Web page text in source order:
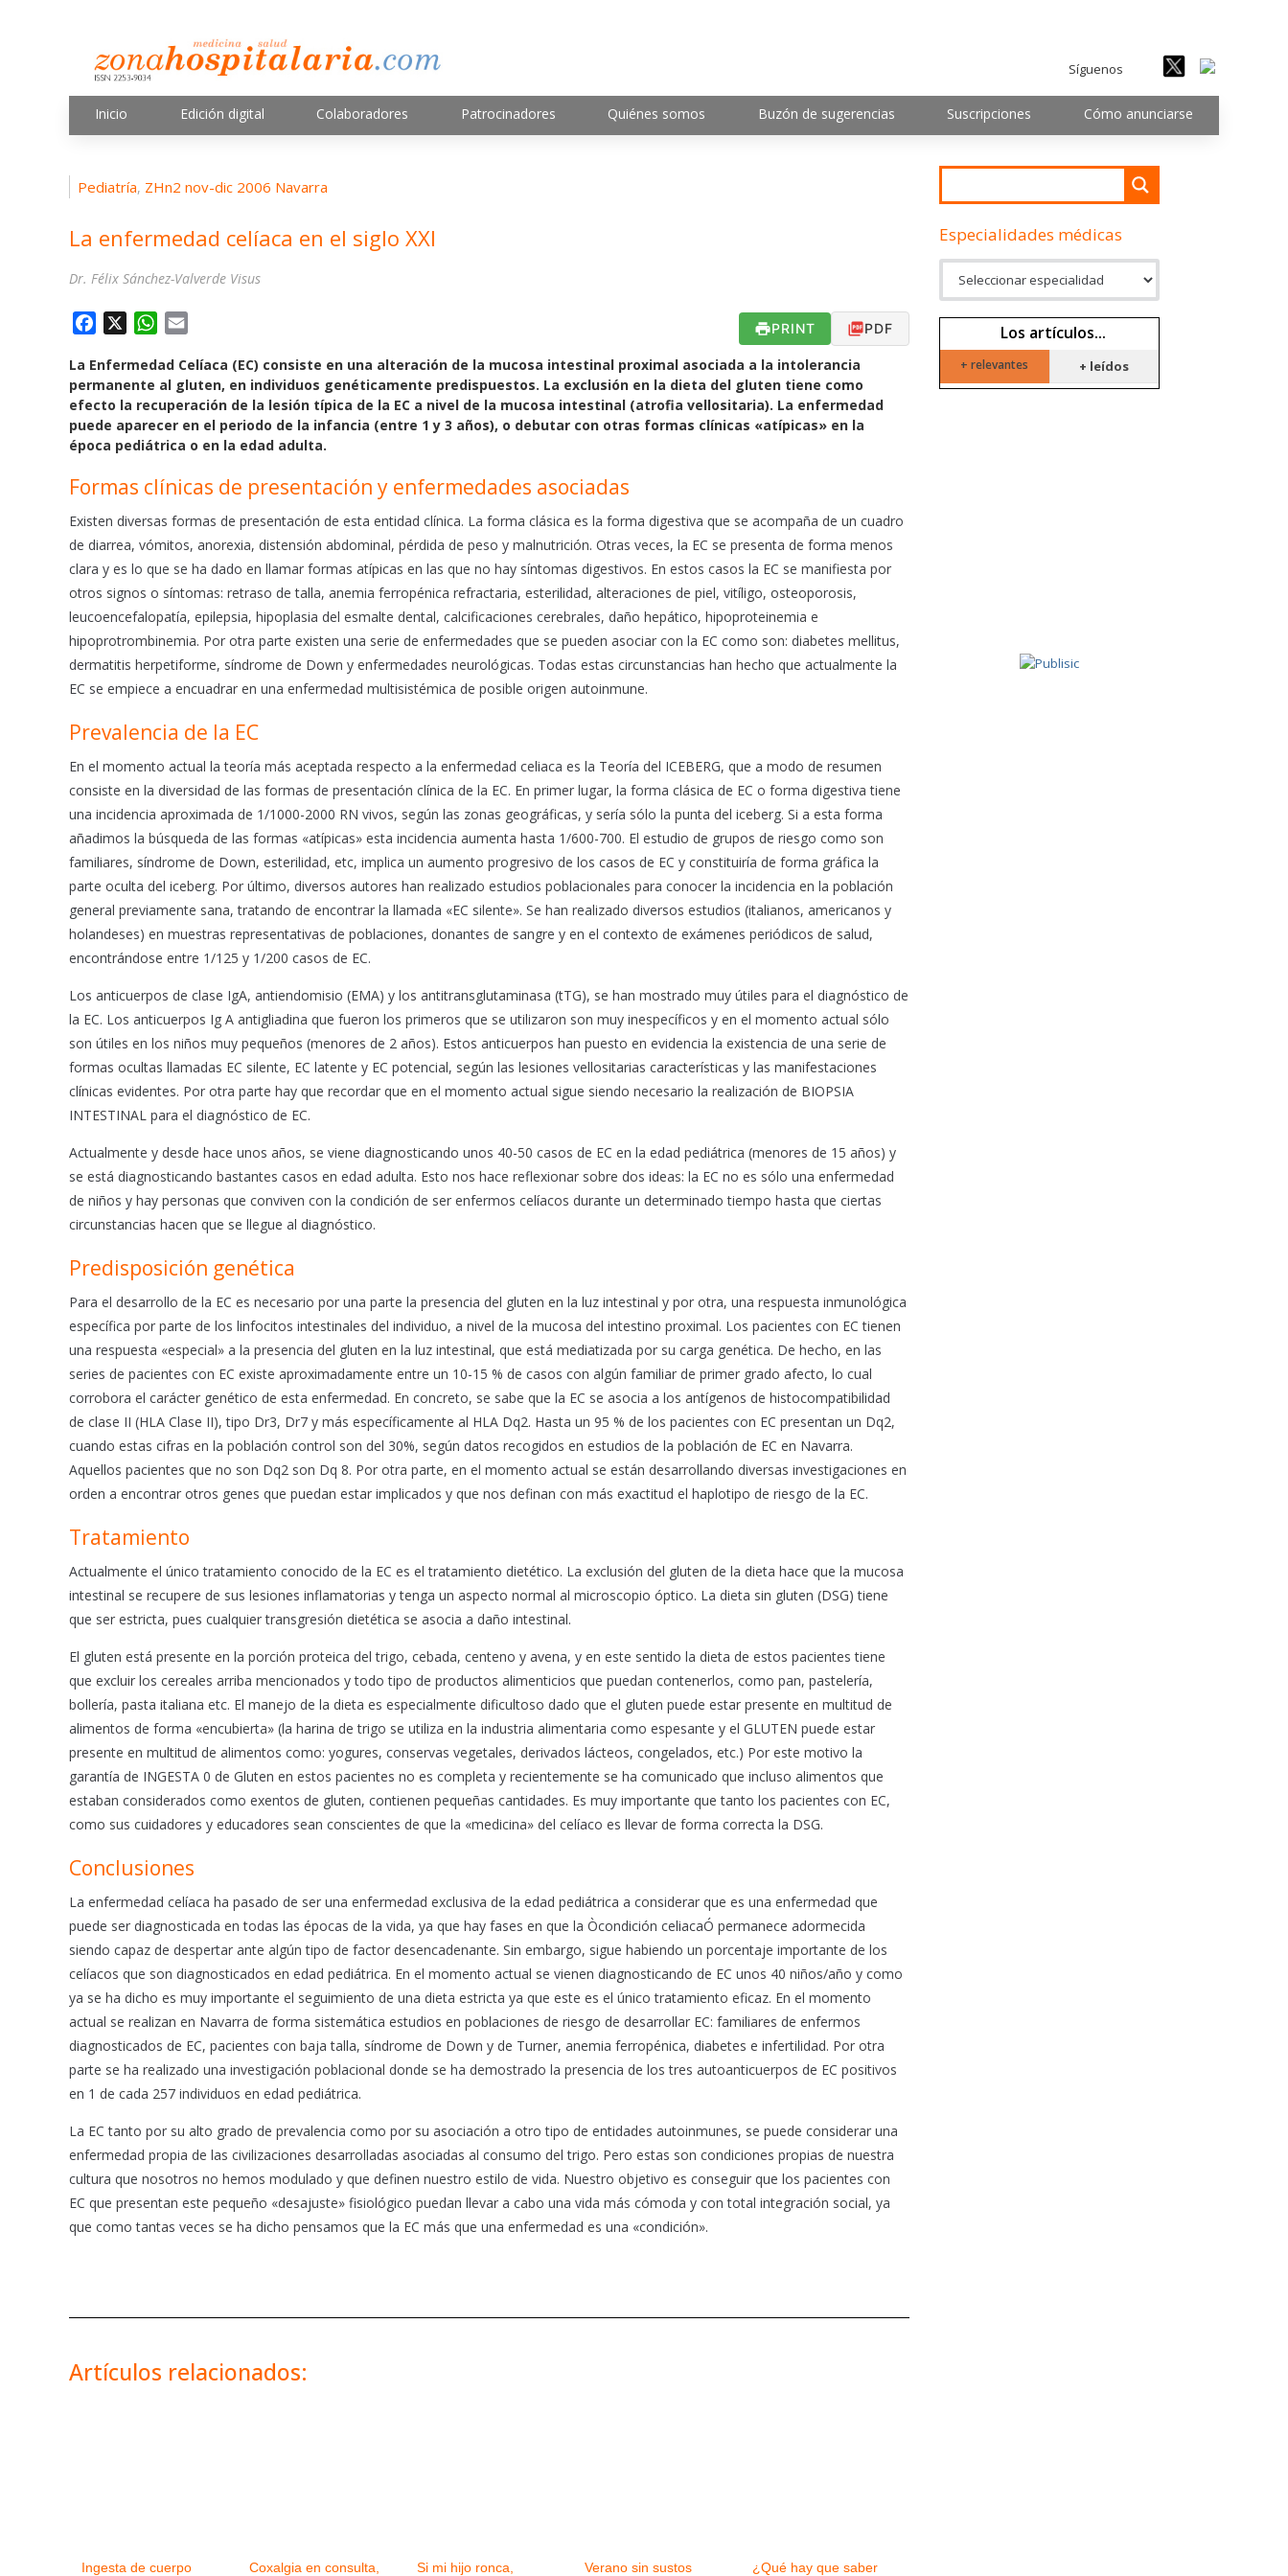
Síguenos
Inicio Edición digital Colaboradores Patrocinadores Quiénes somos Buzón de sugerencias Suscripciones Cómo anunciarse
Pediatría, ZHn2 nov-dic 2006 Navarra
La enfermedad celíaca en el siglo XXI
Dr. Félix Sánchez-Valverde Visus
c
e
b
o
k
W
a
t
s
A
p
a
i
l
PRINT PDF
La Enfermedad Celíaca (EC) consiste en una alteración de la mucosa intestinal proximal asociada a la intolerancia
permanente al gluten, en individuos genéticamente predispuestos. La exclusión en la dieta del gluten tiene como
efecto la recuperación de la lesión típica de la EC a nivel de la mucosa intestinal (atrofia vellositaria). La enfermedad
puede aparecer en el periodo de la infancia (entre 1 y 3 años), o debutar con otras formas clínicas «atípicas» en la
época pediátrica o en la edad adulta.
Formas clínicas de presentación y enfermedades asociadas
Existen diversas formas de presentación de esta entidad clínica. La forma clásica es la forma digestiva que se acompaña de un cuadro
de diarrea, vómitos, anorexia, distensión abdominal, pérdida de peso y malnutrición. Otras veces, la EC se presenta de forma menos
clara y es lo que se ha dado en llamar formas atípicas en las que no hay síntomas digestivos. En estos casos la EC se manifiesta por
otros signos o síntomas: retraso de talla, anemia ferropénica refractaria, esterilidad, alteraciones de piel, vitíligo, osteoporosis,
leucoencefalopatía, epilepsia, hipoplasia del esmalte dental, calcificaciones cerebrales, daño hepático, hipoproteinemia e
hipoprotrombinemia. Por otra parte existen una serie de enfermedades que se pueden asociar con la EC como son: diabetes mellitus,
dermatitis herpetiforme, síndrome de Down y enfermedades neurológicas. Todas estas circunstancias han hecho que actualmente la
EC se empiece a encuadrar en una enfermedad multisistémica de posible origen autoinmune.
Prevalencia de la EC
En el momento actual la teoría más aceptada respecto a la enfermedad celiaca es la Teoría del ICEBERG, que a modo de resumen
consiste en la diversidad de las formas de presentación clínica de la EC. En primer lugar, la forma clásica de EC o forma digestiva tiene
una incidencia aproximada de 1/1000-2000 RN vivos, según las zonas geográficas, y sería sólo la punta del iceberg. Si a esta forma
añadimos la búsqueda de las formas «atípicas» esta incidencia aumenta hasta 1/600-700. El estudio de grupos de riesgo como son
familiares, síndrome de Down, esterilidad, etc, implica un aumento progresivo de los casos de EC y constituiría de forma gráfica la
parte oculta del iceberg. Por último, diversos autores han realizado estudios poblacionales para conocer la incidencia en la población
general previamente sana, tratando de encontrar la llamada «EC silente». Se han realizado diversos estudios (italianos, americanos y
holandeses) en muestras representativas de poblaciones, donantes de sangre y en el contexto de exámenes periódicos de salud,
encontrándose entre 1/125 y 1/200 casos de EC.
Los anticuerpos de clase IgA, antiendomisio (EMA) y los antitransglutaminasa (tTG), se han mostrado muy útiles para el diagnóstico de
la EC. Los anticuerpos Ig A antigliadina que fueron los primeros que se utilizaron son muy inespecíficos y en el momento actual sólo
son útiles en los niños muy pequeños (menores de 2 años). Estos anticuerpos han puesto en evidencia la existencia de una serie de
formas ocultas llamadas EC silente, EC latente y EC potencial, según las lesiones vellositarias características y las manifestaciones
clínicas evidentes. Por otra parte hay que recordar que en el momento actual sigue siendo necesario la realización de BIOPSIA
INTESTINAL para el diagnóstico de EC.
Actualmente y desde hace unos años, se viene diagnosticando unos 40-50 casos de EC en la edad pediátrica (menores de 15 años) y
se está diagnosticando bastantes casos en edad adulta. Esto nos hace reflexionar sobre dos ideas: la EC no es sólo una enfermedad
de niños y hay personas que conviven con la condición de ser enfermos celíacos durante un determinado tiempo hasta que ciertas
circunstancias hacen que se llegue al diagnóstico.
Predisposición genética
Para el desarrollo de la EC es necesario por una parte la presencia del gluten en la luz intestinal y por otra, una respuesta inmunológica
específica por parte de los linfocitos intestinales del individuo, a nivel de la mucosa del intestino proximal. Los pacientes con EC tienen
una respuesta «especial» a la presencia del gluten en la luz intestinal, que está mediatizada por su carga genética. De hecho, en las
series de pacientes con EC existe aproximadamente entre un 10-15 % de casos con algún familiar de primer grado afecto, lo cual
corrobora el carácter genético de esta enfermedad. En concreto, se sabe que la EC se asocia a los antígenos de histocompatibilidad
de clase II (HLA Clase II), tipo Dr3, Dr7 y más específicamente al HLA Dq2. Hasta un 95 % de los pacientes con EC presentan un Dq2,
cuando estas cifras en la población control son del 30%, según datos recogidos en estudios de la población de EC en Navarra.
Aquellos pacientes que no son Dq2 son Dq 8. Por otra parte, en el momento actual se están desarrollando diversas investigaciones en
orden a encontrar otros genes que puedan estar implicados y que nos definan con más exactitud el haplotipo de riesgo de la EC.
Tratamiento
Actualmente el único tratamiento conocido de la EC es el tratamiento dietético. La exclusión del gluten de la dieta hace que la mucosa
intestinal se recupere de sus lesiones inflamatorias y tenga un aspecto normal al microscopio óptico. La dieta sin gluten (DSG) tiene
que ser estricta, pues cualquier transgresión dietética se asocia a daño intestinal.
El gluten está presente en la porción proteica del trigo, cebada, centeno y avena, y en este sentido la dieta de estos pacientes tiene
que excluir los cereales arriba mencionados y todo tipo de productos alimenticios que puedan contenerlos, como pan, pastelería,
bollería, pasta italiana etc. El manejo de la dieta es especialmente dificultoso dado que el gluten puede estar presente en multitud de
alimentos de forma «encubierta» (la harina de trigo se utiliza en la industria alimentaria como espesante y el GLUTEN puede estar
presente en multitud de alimentos como: yogures, conservas vegetales, derivados lácteos, congelados, etc.) Por este motivo la
garantía de INGESTA 0 de Gluten en estos pacientes no es completa y recientemente se ha comunicado que incluso alimentos que
estaban considerados como exentos de gluten, contienen pequeñas cantidades. Es muy importante que tanto los pacientes con EC,
como sus cuidadores y educadores sean conscientes de que la «medicina» del celíaco es llevar de forma correcta la DSG.
Conclusiones
La enfermedad celíaca ha pasado de ser una enfermedad exclusiva de la edad pediátrica a considerar que es una enfermedad que
puede ser diagnosticada en todas las épocas de la vida, ya que hay fases en que la Òcondición celiacaÓ permanece adormecida
siendo capaz de despertar ante algún tipo de factor desencadenante. Sin embargo, sigue habiendo un porcentaje importante de los
celíacos que son diagnosticados en edad pediátrica. En el momento actual se vienen diagnosticando de EC unos 40 niños/año y como
ya se ha dicho es muy importante el seguimiento de una dieta estricta ya que este es el único tratamiento eficaz. En el momento
actual se realizan en Navarra de forma sistemática estudios en poblaciones de riesgo de desarrollar EC: familiares de enfermos
diagnosticados de EC, pacientes con baja talla, síndrome de Down y de Turner, anemia ferropénica, diabetes e infertilidad. Por otra
parte se ha realizado una investigación poblacional donde se ha demostrado la presencia de los tres autoanticuerpos de EC positivos
en 1 de cada 257 individuos en edad pediátrica.
La EC tanto por su alto grado de prevalencia como por su asociación a otro tipo de entidades autoinmunes, se puede considerar una
enfermedad propia de las civilizaciones desarrolladas asociadas al consumo del trigo. Pero estas son condiciones propias de nuestra
cultura que nosotros no hemos modulado y que definen nuestro estilo de vida. Nuestro objetivo es conseguir que los pacientes con
EC que presentan este pequeño «desajuste» fisiológico puedan llevar a cabo una vida más cómoda y con total integración social, ya
que como tantas veces se ha dicho pensamos que la EC más que una enfermedad es una «condición».
Artículos relacionados:
Ingesta de cuerpo Coxalgia en consulta, Si mi hijo ronca, Verano sin sustos ¿Qué hay que saber
Especialidades médicas
Los artículos...
+ relevantes + leídos